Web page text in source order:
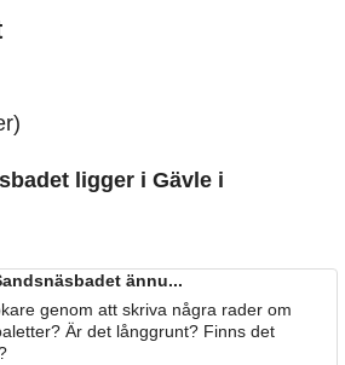
ligger i Gävle i
ännu...
genom att skriva några rader om
Är det långgrunt? Finns det